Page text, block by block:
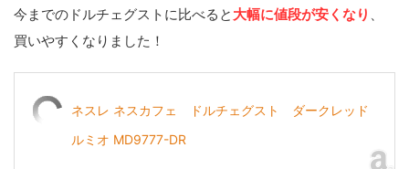
今までのドルチェグストに比べると 大幅に値段が安くなり 、
買いやすくなりました！
ネスレ ネスカフェ ドルチェグスト ダークレッド
ルミオ MD9777-DR